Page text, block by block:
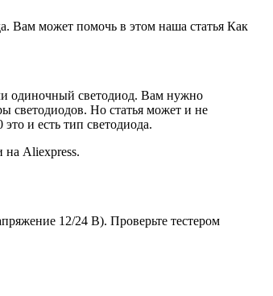
Вам может помочь в этом наша статья Как
одиночный светодиод. Вам нужно
светодиодов. Но статья может и не
и есть тип светодиода.
на Aliexpress.
12/24 В). Проверьте тестером